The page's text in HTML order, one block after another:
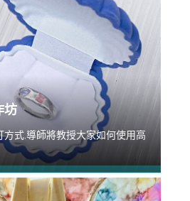
坊
方式,導師將教授大家如何使用高